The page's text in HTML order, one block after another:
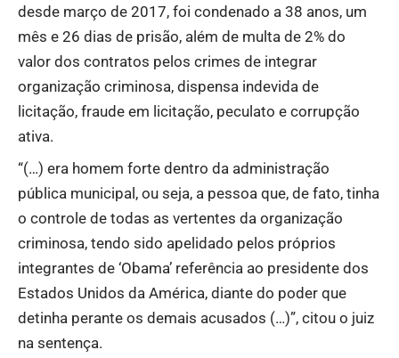
desde março de 2017, foi condenado a 38 anos, um
mês e 26 dias de prisão, além de multa de 2% do
valor dos contratos pelos crimes de integrar
organização criminosa, dispensa indevida de
licitação, fraude em licitação, peculato e corrupção
ativa.
“(…) era homem forte dentro da administração
pública municipal, ou seja, a pessoa que, de fato, tinha
o controle de todas as vertentes da organização
criminosa, tendo sido apelidado pelos próprios
integrantes de ‘Obama’ referência ao presidente dos
Estados Unidos da América, diante do poder que
detinha perante os demais acusados (…)”, citou o juiz
na sentença.